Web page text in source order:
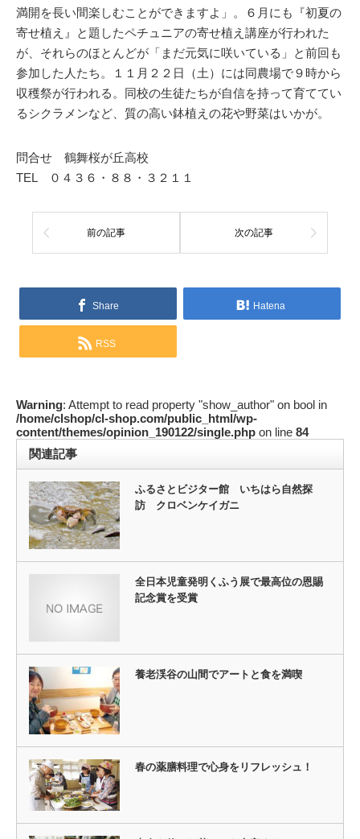
満開を長い間楽しむことができますよ」。６月にも『初夏の
寄せ植え』と題したペチュニアの寄せ植え講座が行われた
が、それらのほとんどが「まだ元気に咲いている」と前回も
参加した人たち。１１月２２日（土）には同農場で９時から
収穫祭が行われる。同校の生徒たちが自信を持って育ててい
るシクラメンなど、質の高い鉢植えの花や野菜はいかが。
問合せ 鶴舞桜が丘高校
TEL ０４３６・８８・３２１１
前の記事 次の記事
Share Hatena
RSS
Warning: Attempt to read property "show_author" on bool in
/home/clshop/cl-shop.com/public_html/wp-
content/themes/opinion_190122/single.php on line 84
関連記事
ふるさとビジター館 いちはら自然探
訪 クロベンケイガニ
全日本児童発明くふう展で最高位の恩賜
記念賞を受賞
養老渓谷の山間でアートと食を満喫
春の薬膳料理で心身をリフレッシュ！